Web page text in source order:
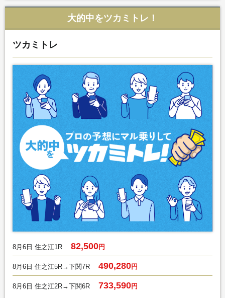
大的中をツカミトレ！
ツカミトレ
8月6日 住之江1R 82,500円
8月6日 住之江5R→下関7R 490,280円
8月6日 住之江2R→下関6R 733,590円